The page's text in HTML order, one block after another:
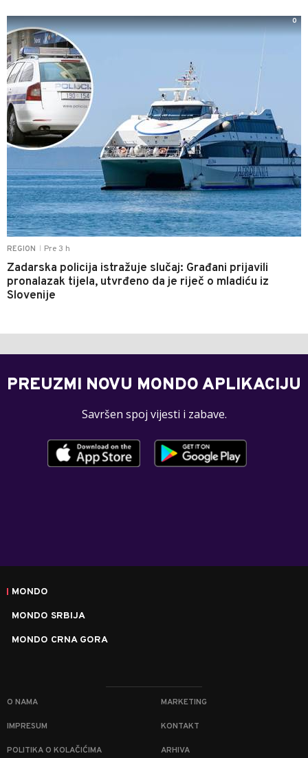
REGION Pre 3 h
Zadarska policija istražuje slučaj: Građani prijavili
pronalazak tijela, utvrđeno da je riječ o mladiću iz
Slovenije
0
PREUZMI NOVU MONDO APLIKACIJU
Savršen spoj vijesti i zabave.
MONDO
MONDO SRBIJA
MONDO CRNA GORA
O NAMA MARKETING
IMPRESUM KONTAKT
POLITIKA O KOLAČIĆIMA ARHIVA